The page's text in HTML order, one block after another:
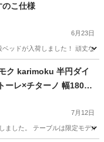
のこ仕様
6月23日
ッドが入荷しました！ 頑丈な
ク karimoku 半円ダイ
ーレ×チターノ 幅180c
7月12日
ました。 テーブルは限定モデ